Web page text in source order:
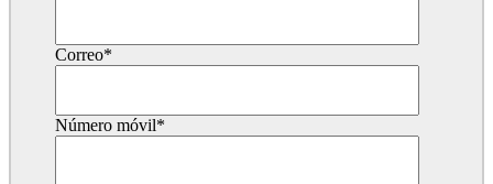
Correo*
Número móvil*